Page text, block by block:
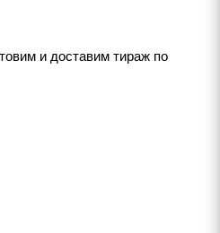
и доставим тираж по